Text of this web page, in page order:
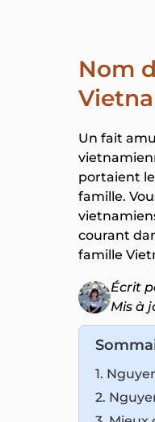
Nom
Un fait
portaient
famille.
courant
famille
Écrit
Mis à
1.
2.